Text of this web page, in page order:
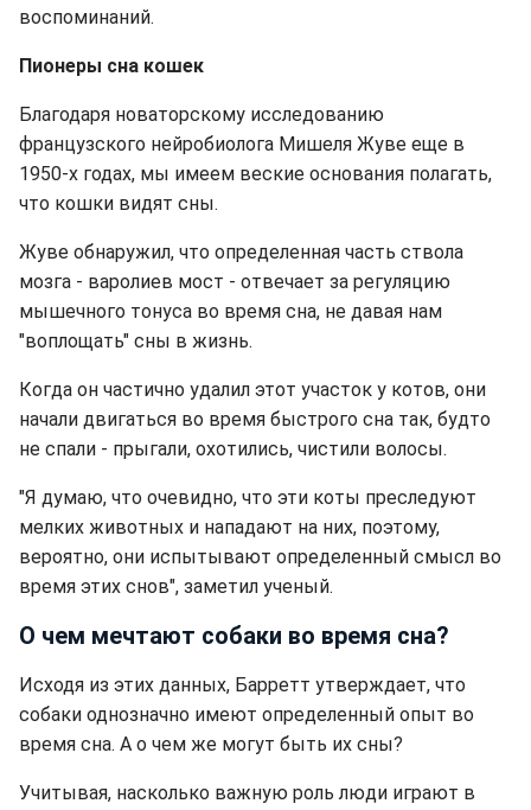
воспоминаний.
Пионеры сна кошек
Благодаря новаторскому исследованию
французского нейробиолога Мишеля Жуве еще в
1950-х годах, мы имеем веские основания полагать,
что кошки видят сны.
Жуве обнаружил, что определенная часть ствола
мозга - варолиев мост - отвечает за регуляцию
мышечного тонуса во время сна, не давая нам
"воплощать" сны в жизнь.
Когда он частично удалил этот участок у котов, они
начали двигаться во время быстрого сна так, будто
не спали - прыгали, охотились, чистили волосы.
"Я думаю, что очевидно, что эти коты преследуют
мелких животных и нападают на них, поэтому,
вероятно, они испытывают определенный смысл во
время этих снов", заметил ученый.
О чем мечтают собаки во время сна?
Исходя из этих данных, Барретт утверждает, что
собаки однозначно имеют определенный опыт во
время сна. А о чем же могут быть их сны?
Учитывая, насколько важную роль люди играют в